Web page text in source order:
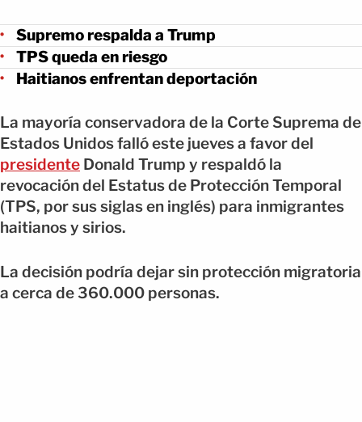
Supremo respalda a Trump
TPS queda en riesgo
Haitianos enfrentan deportación
La mayoría conservadora de la Corte Suprema de
Estados Unidos falló este jueves a favor del
presidente Donald Trump y respaldó la
revocación del Estatus de Protección Temporal
(TPS, por sus siglas en inglés) para inmigrantes
haitianos y sirios.
La decisión podría dejar sin protección migratoria
a cerca de 360.000 personas.